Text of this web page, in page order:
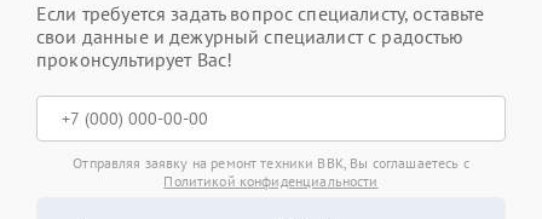
Если требуется задать вопрос специалисту, оставьте
свои данные и дежурный специалист с радостью
проконсультирует Вас!
Отправляя заявку на ремонт техники BBK, Вы соглашаетесь с
Политикой конфиденциальности